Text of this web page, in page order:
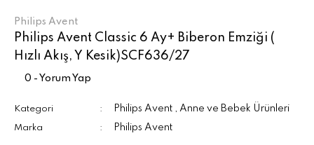
Philips Avent
Philips Avent Classic 6 Ay+ Biberon Emziği (
Hızlı Akış, Y Kesik)SCF636/27
0 - Yorum Yap
Kategori Philips Avent ,Anne ve Bebek Ürünleri
Marka Philips Avent